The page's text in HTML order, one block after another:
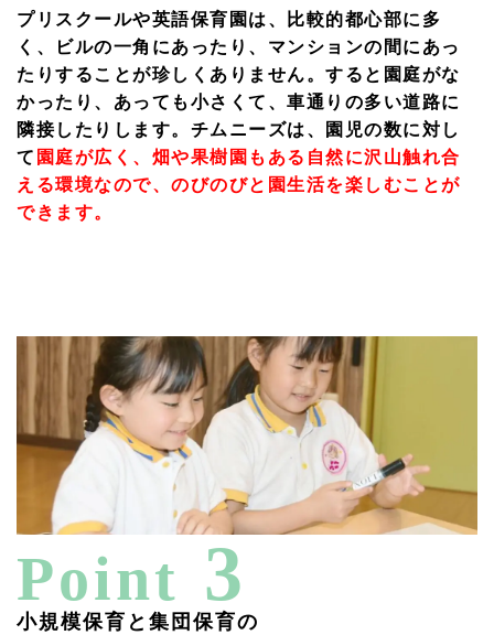
プリスクールや英語保育園は、比較的都心部に多
く、ビルの一角にあったり、マンションの間にあっ
たりすることが珍しくありません。すると園庭がな
かったり、あっても小さくて、車通りの多い道路に
隣接したりします。チムニーズは、園児の数に対し
て 園庭が広く、畑や果樹園もある自然に沢山触れ合
える環境なので、のびのびと園生活を楽しむことが
できます。
Point 3
小規模保育と集団保育の